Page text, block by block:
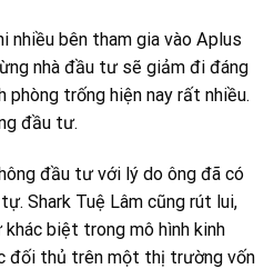
nhiều bên tham gia vào Aplus
nhà đầu tư sẽ giảm đi đáng
phòng trống hiện nay rất nhiều.
đầu tư.
đầu tư với lý do ông đã có
Shark Tuệ Lâm cũng rút lui,
biệt trong mô hình kinh
đối thủ trên một thị trường vốn